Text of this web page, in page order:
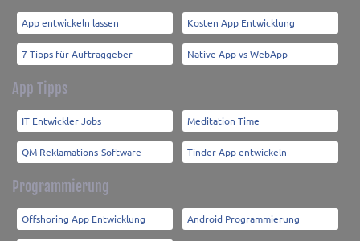
App entwickeln lassen Kosten App Entwicklung
7 Tipps für Auftraggeber Native App vs WebApp
App Tipps
IT Entwickler Jobs Meditation Time
QM Reklamations-Software Tinder App entwickeln
Programmierung
Offshoring App Entwicklung Android Programmierung